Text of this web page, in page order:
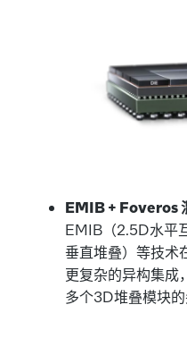
EMIB + Foveros
EMIB（2.5D水平
垂直堆叠）等技术
更复杂的异构集成
多个3D堆叠模块的